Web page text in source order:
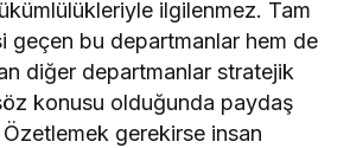
ilgilenmez. Tam
geçen bu departmanlar hem de
diğer departmanlar stratejik
konusu olduğunda paydaş
gerekirse insan